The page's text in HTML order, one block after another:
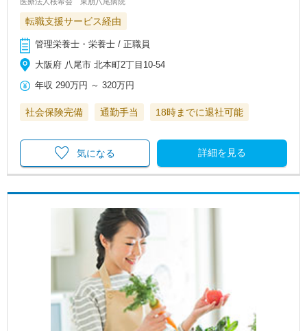
転職支援サービス経由
管理栄養士・栄養士 / 正職員
大阪府 八尾市 北本町2丁目10-54
年収 290万円 ～320万円
社会保険完備 通勤手当 18時までに退社可能
詳細を見る
気になる